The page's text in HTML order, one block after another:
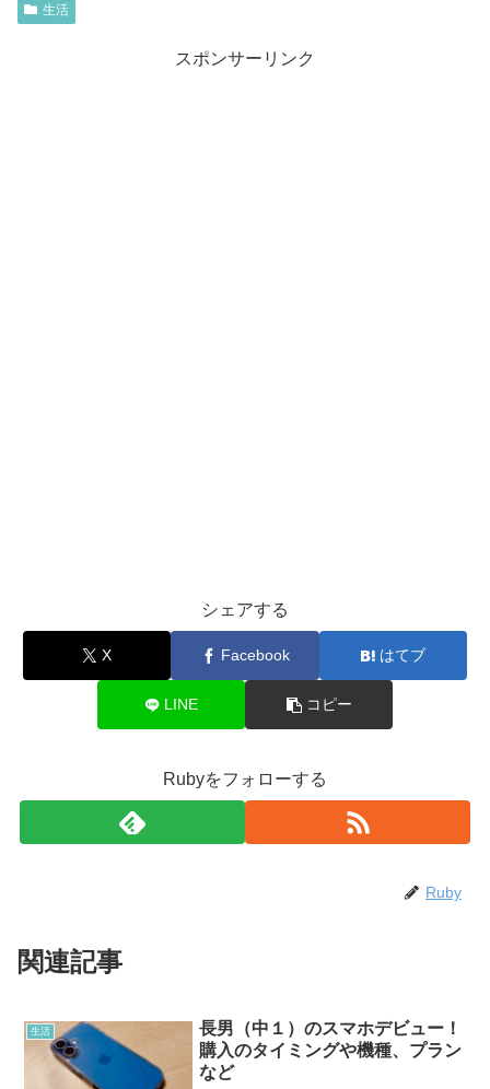
生活
スポンサーリンク
シェアする
X Facebook はてブ
LINE コピー
Rubyをフォローする
Ruby
関連記事
生活
長男（中１）のスマホデビュー！
購入のタイミングや機種、プラン
など